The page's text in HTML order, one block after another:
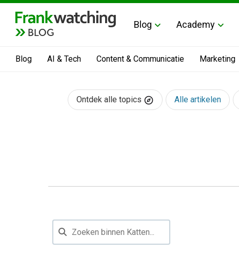
BLOG
Blog Academy
Blog AI & Tech Content & Communicatie Marketing
Ontdek alle topics Alle artikelen